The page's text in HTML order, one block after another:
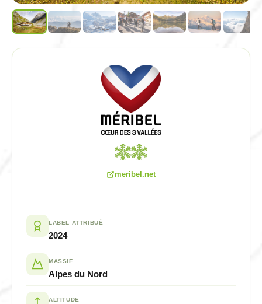
meribel.net
LABEL ATTRIBUÉ
2024
MASSIF
Alpes du Nord
ALTITUDE